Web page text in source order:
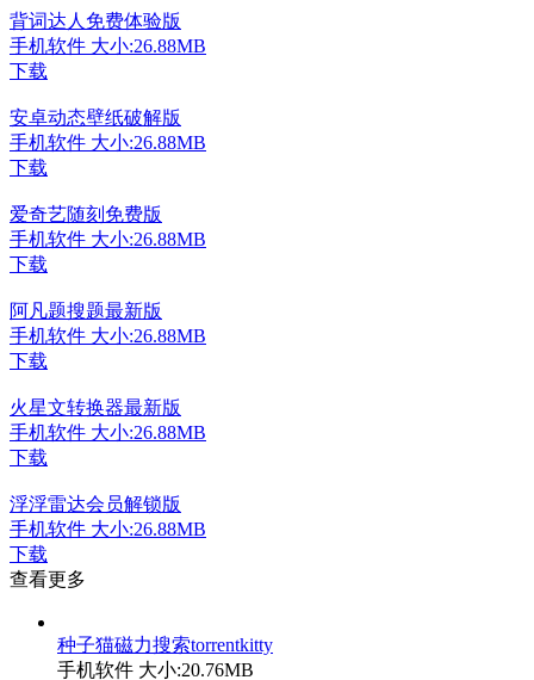
背词达人免费体验版
手机软件 大小:26.88MB
下载
安卓动态壁纸破解版
手机软件 大小:26.88MB
下载
爱奇艺随刻免费版
手机软件 大小:26.88MB
下载
阿凡题搜题最新版
手机软件 大小:26.88MB
下载
火星文转换器最新版
手机软件 大小:26.88MB
下载
浮浮雷达会员解锁版
手机软件 大小:26.88MB
下载
查看更多
种子猫磁力搜索torrentkitty
手机软件 大小:20.76MB